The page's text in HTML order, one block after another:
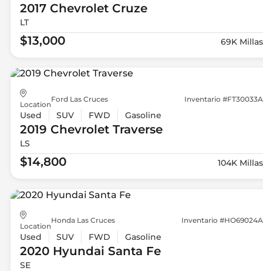
2017 ChevroletCruze
LT
$13,000 69K Millas
Location
Ford Las Cruces Inventario #FT30033A
Used SUV FWD Gasoline
2019 ChevroletTraverse
LS
$14,800 104K Millas
Location
Honda Las Cruces Inventario #HO69024A
Used SUV FWD Gasoline
2020 Hyundai Santa Fe
SE